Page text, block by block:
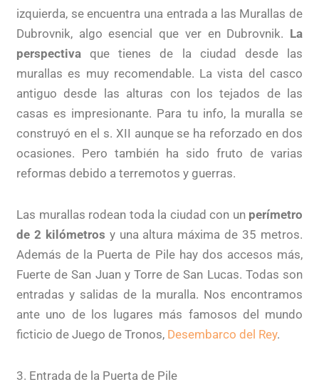
izquierda, se encuentra una entrada a las Murallas de
Dubrovnik, algo esencial que ver en Dubrovnik. La
perspectiva que tienes de la ciudad desde las
murallas es muy recomendable. La vista del casco
antiguo desde las alturas con los tejados de las
casas es impresionante. Para tu info, la muralla se
construyó en el s. XII aunque se ha reforzado en dos
ocasiones. Pero también ha sido fruto de varias
reformas debido a terremotos y guerras.
Las murallas rodean toda la ciudad con un perímetro
de 2 kilómetros y una altura máxima de 35 metros.
Además de la Puerta de Pile hay dos accesos más,
Fuerte de San Juan y Torre de San Lucas. Todas son
entradas y salidas de la muralla. Nos encontramos
ante uno de los lugares más famosos del mundo
ficticio de Juego de Tronos, Desembarco del Rey.
3. Entrada de la Puerta de Pile